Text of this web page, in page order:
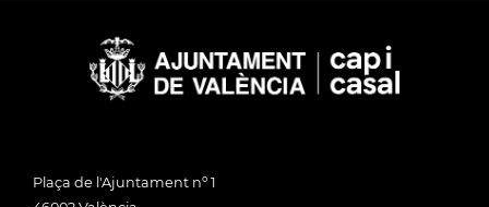
Plaça de l'Ajuntament nº 1